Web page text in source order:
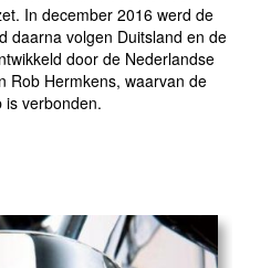
In december 2016 werd de
daarna volgen Duitsland en de
door de Nederlandse
Rob Hermkens, waarvan de
is verbonden.